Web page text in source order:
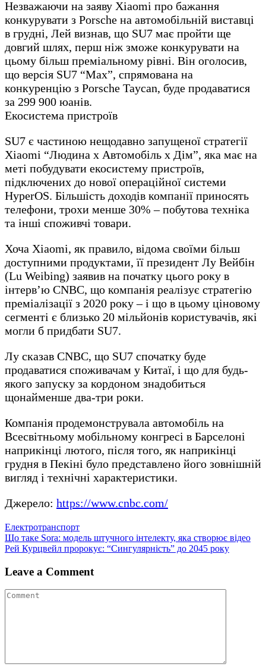
Незважаючи на заяву Xiaomi про бажання
конкурувати з Porsche на автомобільній виставці
в грудні, Лей визнав, що SU7 має пройти ще
довгий шлях, перш ніж зможе конкурувати на
цьому більш преміальному рівні. Він оголосив,
що версія SU7 “Max”, спрямована на
конкуренцію з Porsche Taycan, буде продаватися
за 299 900 юанів.
Екосистема пристроїв
SU7 є частиною нещодавно запущеної стратегії
Xiaomi “Людина x Автомобіль x Дім”, яка має на
меті побудувати екосистему пристроїв,
підключених до нової операційної системи
HyperOS. Більшість доходів компанії приносять
телефони, трохи менше 30% – побутова техніка
та інші споживчі товари.
Хоча Xiaomi, як правило, відома своїми більш
доступними продуктами, її президент Лу Вейбін
(Lu Weibing) заявив на початку цього року в
інтерв’ю CNBC, що компанія реалізує стратегію
преміалізації з 2020 року – і що в цьому ціновому
сегменті є близько 20 мільйонів користувачів, які
могли б придбати SU7.
Лу сказав CNBC, що SU7 спочатку буде
продаватися споживачам у Китаї, і що для будь-
якого запуску за кордоном знадобиться
щонайменше два-три роки.
Компанія продемонструвала автомобіль на
Всесвітньому мобільному конгресі в Барселоні
наприкінці лютого, після того, як наприкінці
грудня в Пекіні було представлено його зовнішній
вигляд і технічні характеристики.
Джерело: https://www.cnbc.com/
Електротранспорт
Навігація
записів
Що таке Sora: модель штучного інтелекту, яка створює відео
Рей Курцвейл пророкує: “Сингулярність” до 2045 року
Leave a Comment